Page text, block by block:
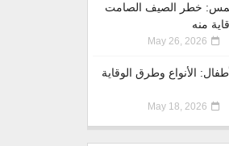
خطر الصيف الصامت
منه
May 26, 2026
الأنواع وطرق الوقاية
May 18, 2026